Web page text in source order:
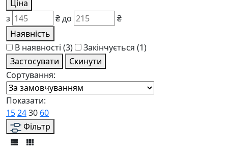
Ціна
з
₴до
₴
Наявність
В наявності (3) Закінчується (1)
Застосувати
Скинути
Сортування:
Показати:
152430 60
Фільтр